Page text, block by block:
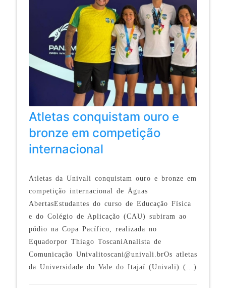
Atletas conquistam ouro e
bronze em competição
internacional
Atletas da Univali conquistam ouro e bronze em
competição internacional de Águas
AbertasEstudantes do curso de Educação Física
e do Colégio de Aplicação (CAU) subiram ao
pódio na Copa Pacífico, realizada no
Equadorpor Thiago ToscaniAnalista de
Comunicação Univalitoscani@univali.brOs atletas
da Universidade do Vale do Itajaí (Univali) (...)